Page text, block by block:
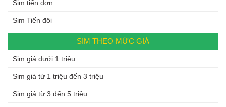
Sim tiến đơn
Sim Tiến đôi
SIM THEO MỨC GIÁ
Sim giá dưới 1 triệu
Sim giá từ 1 triệu đến 3 triệu
Sim giá từ 3 đến 5 triệu